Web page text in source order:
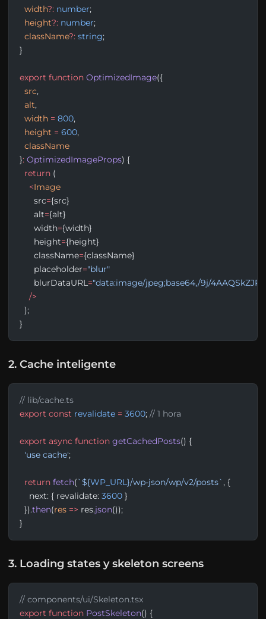
  width
?: number;
  height
?: number;
  className
?: string;
}
export function OptimizedImage({
  src
,
  alt
,
  width
= 800,
  height
= 600,
  className
}: OptimizedImageProps) {
  return
(
    <
Image
      src
={src}
      alt
={alt}
      width
={width}
      height
={height}
      className
={className}
      placeholder
="blur"
      blurDataURL
="data:image/jpeg;base64,/9j/
    />
  );
}
2. Cache inteligente
// lib/cache.ts
export const revalidate = 3600; // 1 hora
export async function getCachedPosts() {
  'use cache'
;
  return
fetch(`${WP_URL }/wp-json/wp/v2/posts` , {
    next: { revalidate:
3600 }
  }).
then(res => res.json());
}
3. Loading states y skeleton screens
// components/ui/Skeleton.tsx
export function PostSkeleton() {